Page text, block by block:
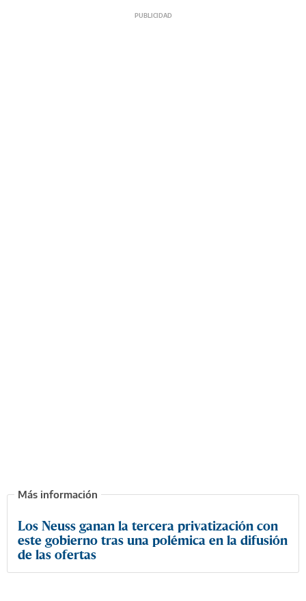
Los Neuss ganan la tercera privatización con
este gobierno tras una polémica en la difusión
de las ofertas